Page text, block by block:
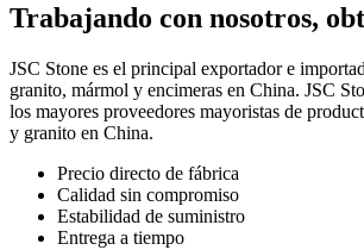
Trabajando con nosotros,
JSC Stone es el principal exportador e
granito, mármol y encimeras en China. JSC
los mayores proveedores mayoristas de
y granito en China.
Precio directo de fábrica
Calidad sin compromiso
Estabilidad de suministro
Entrega a tiempo